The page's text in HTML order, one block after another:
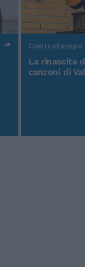
Controtempo
La rinascita
canzoni di